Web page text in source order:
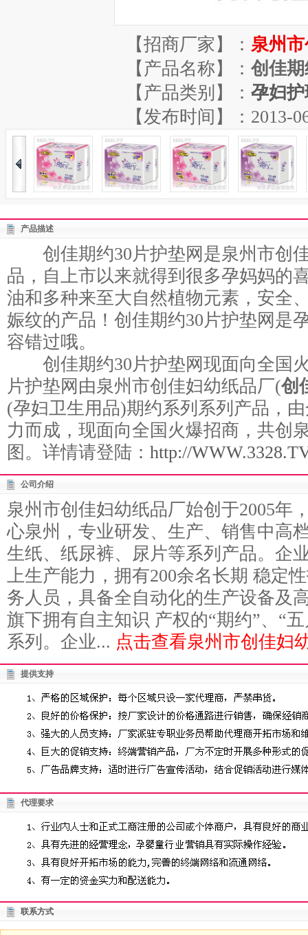
【招商厂家】： 泉州
【产品名称】： 创佳
【产品类别】： 孕妇
【发布时间】：2013-
产品描述
创佳期约30片护垫网是泉州市创
品，自上市以来就得到很多孕妈妈的
油和多种来至大自然植物元素，安全
娠纹的产品！创佳期约30片护垫网是
容错过哦。
创佳期约30片护垫网现面向全国
片护垫网由泉州市创佳妇幼纸品厂(创
(孕妇卫生用品)期约系列系列产品，
力而成，现面向全国火爆招商，共创
图。详情请登陆： http://
公司介绍
泉州市创佳妇幼纸品厂始创于2005年
心泉州，专业研发、生产、销售中高
生纸、纸尿裤、尿片等系列产品。企
上生产能力，拥有200余名长期 稳定
务人员，具备全自动化的生产设备及
旗下拥有自主知识 产权的“期约”、“
系列。企业... 点击查看泉州市创佳妇
提供支持
代理要求
联系方式